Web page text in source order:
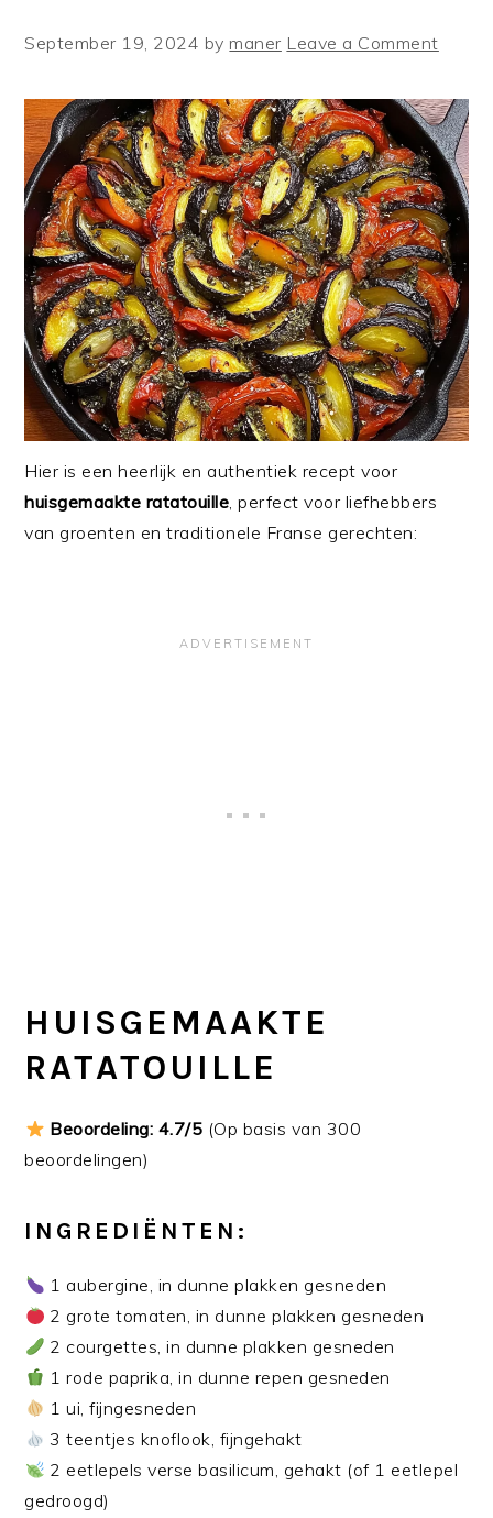
September 19, 2024 bymaner Leave a Comment
Hier is een heerlijk en authentiek recept voor
huisgemaakte ratatouille , perfect voor liefhebbers
van groenten en traditionele Franse gerechten:
HUISGEMAAKTE
RATATOUILLE
Beoordeling: 4.7/5 (Op basis van 300
beoordelingen)
INGREDIËNTEN:
1 aubergine, in dunne plakken gesneden
2 grote tomaten, in dunne plakken gesneden
2 courgettes, in dunne plakken gesneden
1 rode paprika, in dunne repen gesneden
1 ui, fijngesneden
3 teentjes knoflook, fijngehakt
2 eetlepels verse basilicum, gehakt (of 1 eetlepel
gedroogd)